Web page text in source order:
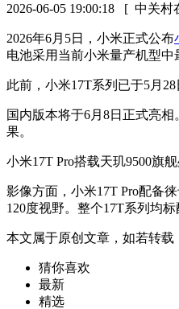
2026-06-05 19:00:18 [ 中关村
2026年6月5日，小米正式公布
电池采用当前小米量产机型中
此前，小米17T系列已于5月
国内版本将于6月8日正式亮
果。
小米17T Pro搭载天玑9500旗
影像方面，小米17T Pro配备
120度视野。整个17T系列均
本文属于原创文章，如若转载
猜你喜欢
最新
精选